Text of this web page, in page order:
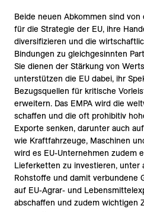
Beide neuen Abkommen sind
für die Strategie der EU, ihre
diversifizieren und die
Bindungen zu gleichgesinnten
Sie dienen der Stärkung von
unterstützen die EU dabei, ihr
Bezugsquellen für kritische
erweitern. Das EMPA wird die
schaffen und die oft prohibitiv
Exporte senken, darunter auch
wie Kraftfahrzeuge, Maschinen
wird es EU-Unternehmen zudem
Lieferketten zu investieren, unter
Rohstoffe und damit verbundene
auf EU-Agrar- und
abschaffen und zudem wichtigen